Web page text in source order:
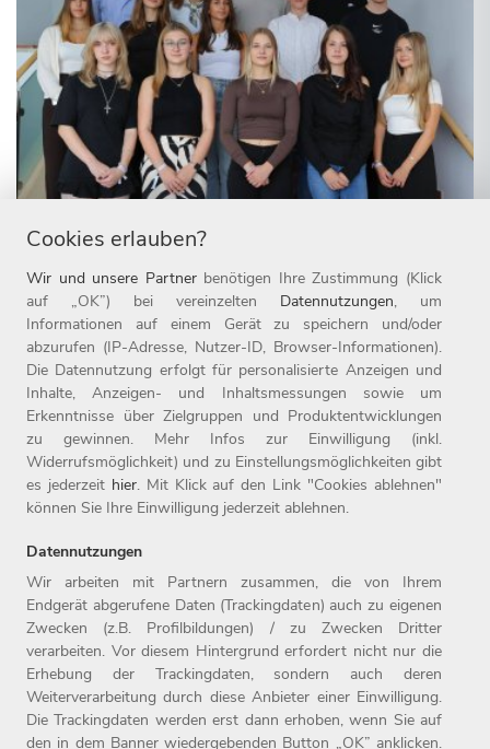
Liebe Azubis und Dualis, wir sind mega stolz, euch auf diesem
neuen Lebensabschnitt begleiten zu dürfen und freuen uns
auf viele gemeinsame Momente und erfolgreiche Projekte.
Schön, dass ihr bei uns seid!
Home
Arbeitgeber
Benefits
Jobs
Initiativbewerbung
Kontakt
Compliance
Datenschutz
Impressum
Cookies erlauben?
Wir und unsere Partnerbenötigen Ihre Zustimmung (Klick
auf „OK”) bei vereinzelten Datennutzungen, um
Informationen auf einem Gerät zu speichern und/oder
abzurufen (IP-Adresse, Nutzer-ID, Browser-Informationen).
Die Datennutzung erfolgt für personalisierte Anzeigen und
Inhalte, Anzeigen- und Inhaltsmessungen sowie um
Erkenntnisse über Zielgruppen und Produktentwicklungen
zu gewinnen. Mehr Infos zur Einwilligung (inkl.
Widerrufsmöglichkeit) und zu Einstellungsmöglichkeiten gibt
es jederzeit hier. Mit Klick auf den Link "Cookies ablehnen"
können Sie Ihre Einwilligung jederzeit ablehnen.
Datennutzungen
Wir arbeiten mit Partnern zusammen, die von Ihrem
Endgerät abgerufene Daten (Trackingdaten) auch zu eigenen
Zwecken (z.B. Profilbildungen) / zu Zwecken Dritter
verarbeiten. Vor diesem Hintergrund erfordert nicht nur die
Erhebung der Trackingdaten, sondern auch deren
Weiterverarbeitung durch diese Anbieter einer Einwilligung.
Die Trackingdaten werden erst dann erhoben, wenn Sie auf
den in dem Banner wiedergebenden Button „OK” anklicken.